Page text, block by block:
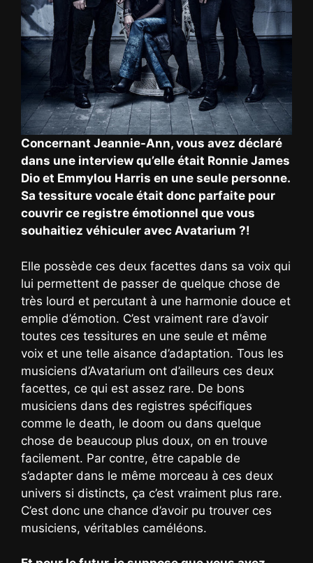
Concernant Jeannie-Ann, vous avez déclaré
dans une interview qu’elle était Ronnie James
Dio et Emmylou Harris en une seule personne.
Sa tessiture vocale était donc parfaite pour
couvrir ce registre émotionnel que vous
souhaitiez véhiculer avec Avatarium ?!
Elle possède ces deux facettes dans sa voix qui
lui permettent de passer de quelque chose de
très lourd et percutant à une harmonie douce et
emplie d’émotion. C’est vraiment rare d’avoir
toutes ces tessitures en une seule et même
voix et une telle aisance d’adaptation. Tous les
musiciens d’Avatarium ont d’ailleurs ces deux
facettes, ce qui est assez rare. De bons
musiciens dans des registres spécifiques
comme le death, le doom ou dans quelque
chose de beaucoup plus doux, on en trouve
facilement. Par contre, être capable de
s’adapter dans le même morceau à ces deux
univers si distincts, ça c’est vraiment plus rare.
C’est donc une chance d’avoir pu trouver ces
musiciens, véritables caméléons.